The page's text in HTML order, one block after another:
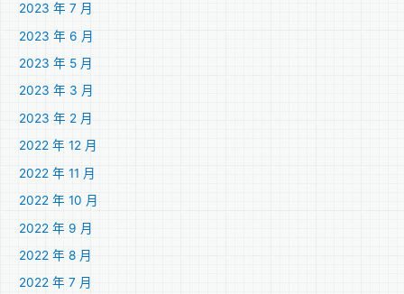
2023 年 7 月
2023 年 6 月
2023 年 5 月
2023 年 3 月
2023 年 2 月
2022 年 12 月
2022 年 11 月
2022 年 10 月
2022 年 9 月
2022 年 8 月
2022 年 7 月